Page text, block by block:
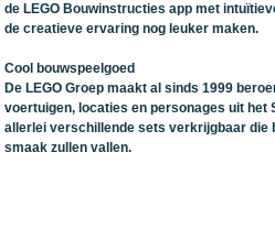
de LEGO Bouwinstructies app met
de creatieve ervaring nog leuker maken.
Cool bouwspeelgoed
De LEGO Groep maakt al sinds 1999
voertuigen, locaties en personages uit het
allerlei verschillende sets verkrijgbaar die
smaak zullen vallen.